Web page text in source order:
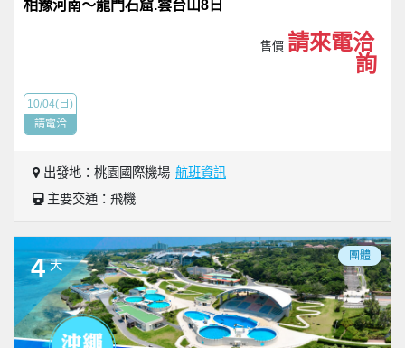
相豫河南～龍門石窟.雲台山8日
售價 請來電洽
詢
10/04(日)
請電洽
出發地：桃園國際機場 航班資訊
主要交通：飛機
4 天
團體